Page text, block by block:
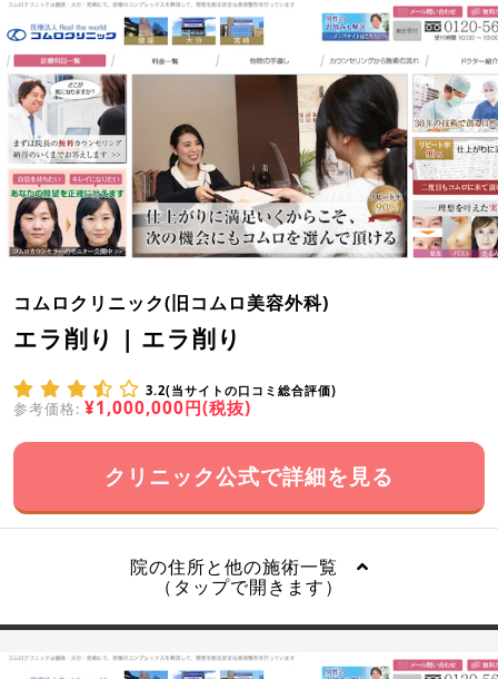
コムロクリニック(旧コムロ美容外科)
エラ削り | エラ削り
3.2(当サイトの口コミ総合評価)
参考価格: ¥1,000,000円(税抜)
クリニック公式で詳細を見る
院の住所と他の施術一覧
（タップで開きます）